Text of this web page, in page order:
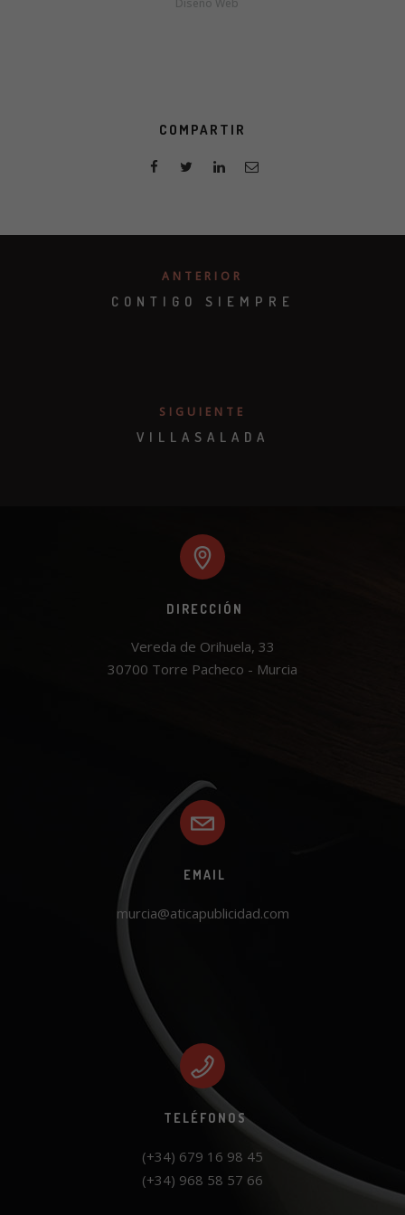
COMPARTIR
ANTERIOR
CONTIGO SIEMPRE
SIGUIENTE
VILLASALADA
DIRECCIÓN
Vereda de Orihuela, 33
30700 Torre Pacheco - Murcia
EMAIL
murcia@aticapublicidad.com
TELÉFONOS
(+34) 968 58 57 66